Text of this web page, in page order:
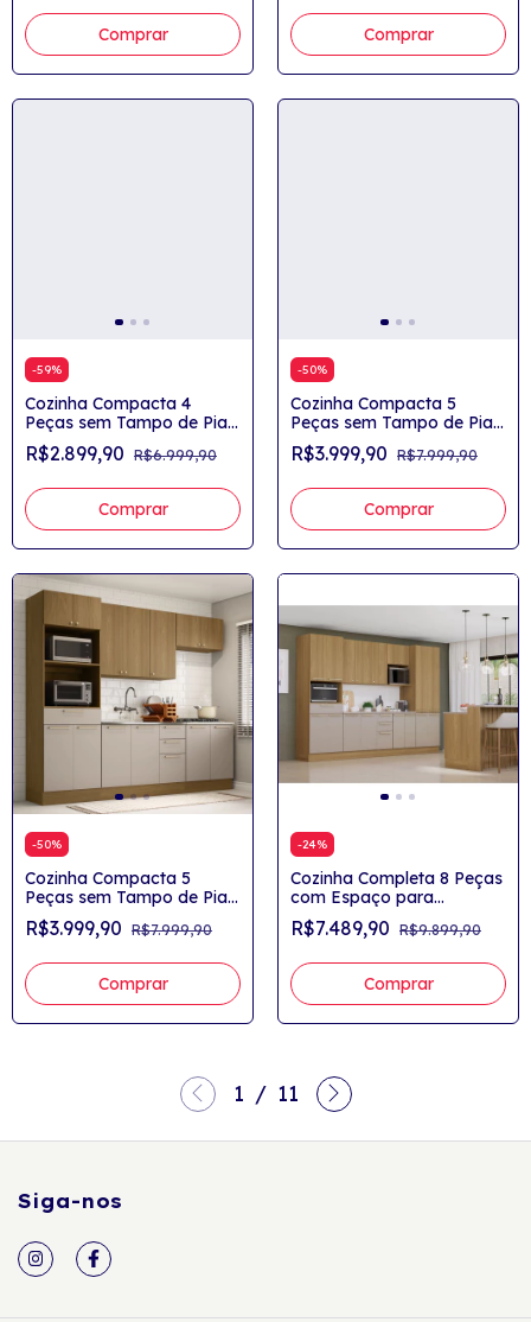
Comprar Comprar
-59%
Cozinha Compacta 4
Peças sem Tampo de Pia
200cm Elena
R$2.899,90 R$6.999,90
Comprar
-50%
Cozinha Compacta 5
Peças sem Tampo de Pia
270cm Elena
R$3.999,90 R$7.999,90
Comprar
-50%
Cozinha Compacta 5
Peças sem Tampo de Pia
270cm Elena
R$3.999,90 R$7.999,90
Comprar
-24%
Cozinha Completa 8 Peças
com Espaço para
Microondas Ilha e Tampo
320cm Elena Freijó/Freijó
R$7.489,90 R$9.899,90
1 / 11
Siga-nos